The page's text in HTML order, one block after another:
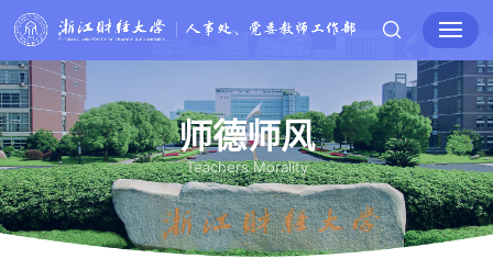
师德师风
Teachers Morality